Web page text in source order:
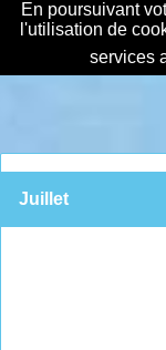
En poursuivant
l'utilisation de
services
Juillet